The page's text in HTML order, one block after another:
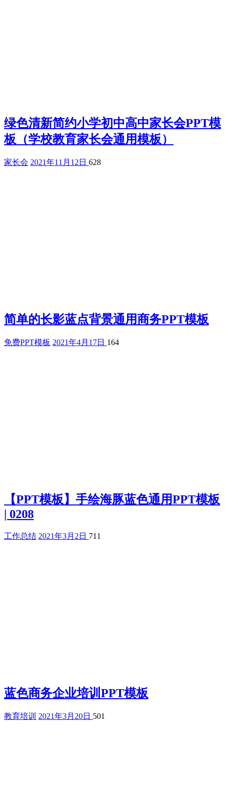
绿色清新简约小学初中高中家长会PPT模
板（学校教育家长会通用模板）
家长会 2021年11月12日 628
简单的长影蓝点背景通用商务PPT模板
免费PPT模板 2021年4月17日 164
【PPT模板】手绘海豚蓝色通用PPT模板
| 0208
工作总结 2021年3月2日 711
蓝色商务企业培训PPT模板
教育培训 2021年3月20日 501